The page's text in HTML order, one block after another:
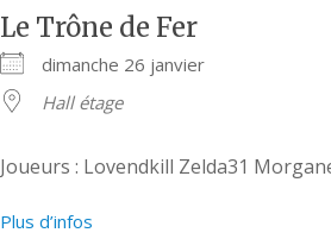
Le Trône de Fer
dimanche 26 janvier
Hall étage
Joueurs : Lovendkill Zelda31
Plus d’infos